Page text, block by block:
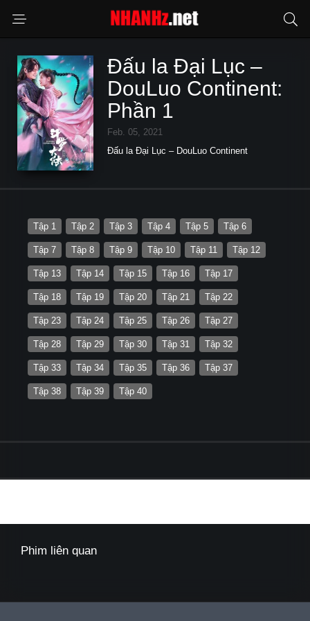
Đấu la Đại Lục –
DouLuo Continent:
Phần 1
Feb. 05, 2021
Đấu la Đại Lục – DouLuo Continent
Tập 1 Tập 2 Tập 3 Tập 4 Tập 5 Tập 6
Tập 7 Tập 8 Tập 9 Tập 10 Tập 11 Tập 12
Tập 13 Tập 14 Tập 15 Tập 16 Tập 17
Tập 18 Tập 19 Tập 20 Tập 21 Tập 22
Tập 23 Tập 24 Tập 25 Tập 26 Tập 27
Tập 28 Tập 29 Tập 30 Tập 31 Tập 32
Tập 33 Tập 34 Tập 35 Tập 36 Tập 37
Tập 38 Tập 39 Tập 40
Phim liên quan